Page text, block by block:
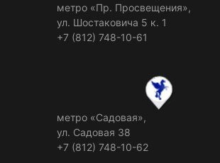
метро «Пр. Просвещения»,
ул. Шостаковича 5 к. 1
+7 (812) 748-10-61
метро «Садовая»,
ул. Садовая 38
+7 (812) 748-10-62